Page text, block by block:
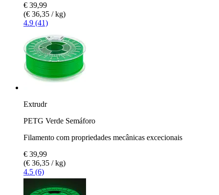
€ 39,99
(€ 36,35 / kg)
4.9 (41)
Extrudr
PETG Verde Semáforo
Filamento com propriedades mecânicas excecionais
€ 39,99
(€ 36,35 / kg)
4.5 (6)